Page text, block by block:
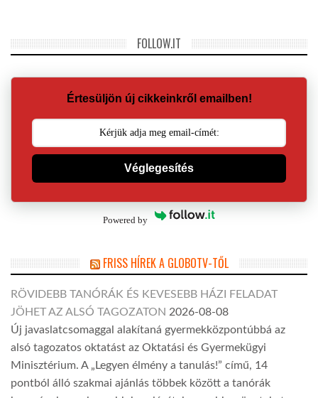
FOLLOW.IT
Értesüljön új cikkeinkről emailben!
Véglegesítés
Powered by
FRISS HÍREK A GLOBOTV-TŐL
RÖVIDEBB TANÓRÁK ÉS KEVESEBB HÁZI FELADAT
JÖHET AZ ALSÓ TAGOZATON 2026-08-08
Új javaslatcsomaggal alakítaná gyermekközpontúbbá az
alsó tagozatos oktatást az Oktatási és Gyermekügyi
Minisztérium. A „Legyen élmény a tanulás!” című, 14
pontból álló szakmai ajánlás többek között a tanórák